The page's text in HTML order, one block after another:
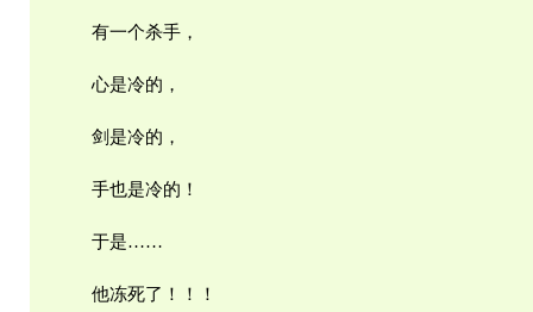
有一个杀手，
心是冷的，
剑是冷的，
手也是冷的！
于是……
他冻死了！！！